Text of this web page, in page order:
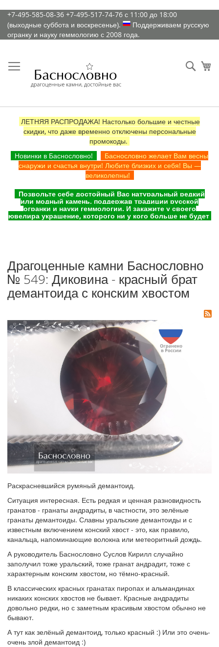
К
содержимому
+7-495-585-08-36 +7-495-517-74-76 с 11:00 до 18:00
(выходные суббота и воскресенье).
Поддерживаем русскую
огранку и науку геммологию с 2008 года.
ЛЕТНЯЯ РАСПРОДАЖА! Настолько большие и честные
скидки, что даже временно отключены персональные
промокоды.
Новинки в Баснословно!
Баснословно желает Вам весны
снаружи и счастья внутри! Любите близких и себя! Вы —
великолепны!
Позвольте себе достойный Вас натуральный редкий
или модный камень, поддержав традиции русской
огранки и науки геммологии. И закажите у своего
ювелира украшение, которого ни у кого больше не будет
Драгоценные камни Баснословно
№ 549: Диковина - красный брат
демантоида с конским хвостом
Раскрасневшийся румяный демантоид.
Ситуация интересная. Есть редкая и ценная разновидность
гранатов - гранаты андрадиты, в частности, это зелёные
гранаты демантоиды. Славны уральские демантоиды и с
известным включением конский хвост - это, как правило,
канальца, напоминающие волокна или метеоритный дождь.
А руководитель Баснословно Суслов Кирилл случайно
заполучил тоже уральский, тоже гранат андрадит, тоже с
характерным конским хвостом, но тёмно-красный.
В классических красных гранатах пиропах и альмандинах
никаких конских хвостов не бывает. Красные андрадиты
довольно редки, но с заметным красивым хвостом обычно не
бывают.
А тут как зелёный демантоид, только красный :) Или это очень-
очень злой демантоид :)